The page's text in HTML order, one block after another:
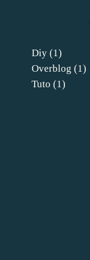
Diy (1)
Overblog (1)
Tuto (1)